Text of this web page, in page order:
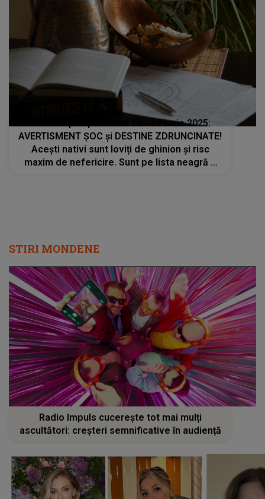
Horoscop săptămânal 23 - 29 iunie 2025:
AVERTISMENT ȘOC și DESTINE ZDRUNCINATE!
Acești nativi sunt loviți de ghinion și risc
maxim de nefericire. Sunt pe lista neagră a
STIRI MONDENE
Radio Impuls cucerește tot mai mulți
ascultători: creșteri semnificative în audiență